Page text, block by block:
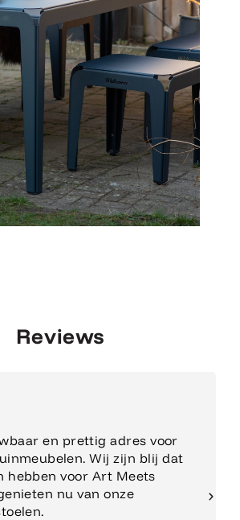
Reviews
en prettig adres voor
Wij zijn blij dat
hebben voor Art Meets
nu van onze